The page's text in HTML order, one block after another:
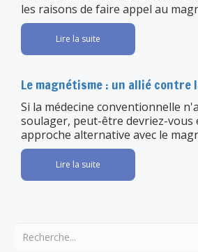
les raisons de faire appel au
Lire la suite
Le magnétisme : un allié contre
Si la médecine conventionnelle
soulager, peut-être devriez-vous
approche alternative avec le
Lire la suite